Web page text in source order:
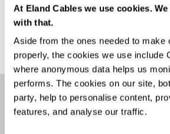
At Eland Cables we use cookies.
with that.
Aside from the ones needed to make
properly, the cookies we use include
where anonymous data helps us
performs. The cookies on our site,
party, help to personalise content,
features, and analyse our traffic.
si eso facilita la discusión sobre esta
de cables. Póngase en contacto con
estará encantado de ayudarle.
CABLES XHIRV,